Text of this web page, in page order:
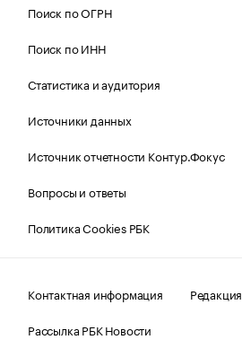
Поиск по ОГРН
Поиск по ИНН
Статистика и аудитория
Источники данных
Источник отчетности Контур.Фокус
Вопросы и ответы
Политика Cookies РБК
Контактная информация
Редакция
Рассылка РБК Новости